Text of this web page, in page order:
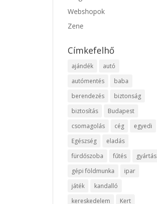
Webshopok
Zene
Címkefelhő
ajándék
autó
autómentés
baba
berendezés
biztonság
biztosítás
Budapest
csomagolás
cég
egyedi
Egészség
eladás
fürdőszoba
fűtés
gyártás
gépi földmunka
ipar
játék
kandalló
kereskedelem
Kert